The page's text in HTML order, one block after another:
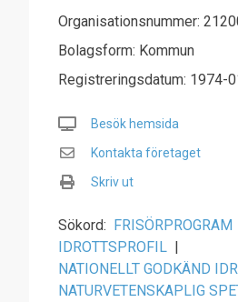
Organisationsnummer:
Bolagsform: Kommun
Registreringsdatum: 1974-
Besök hemsida
Kontakta företaget
Skriv ut
Sökord: FRISÖRPROGRAM
IDROTTSPROFIL |
NATIONELLT GODKÄND
NATURVETENSKAPLIG